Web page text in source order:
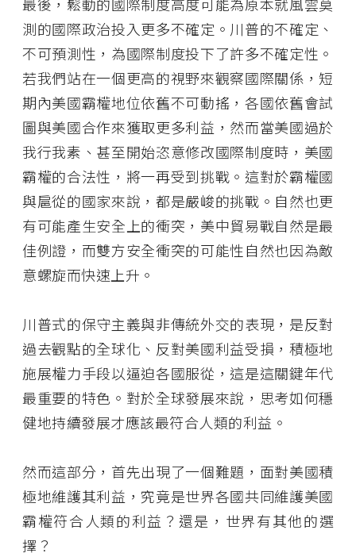
最後，鬆動的國際制度高度可能為原本就風雲莫
測的國際政治投入更多不確定。川普的不確定、
不可預測性，為國際制度投下了許多不確定性。
若我們站在一個更高的視野來觀察國際關係，短
期內美國霸權地位依舊不可動搖，各國依舊會試
圖與美國合作來獲取更多利益，然而當美國過於
我行我素、甚至開始恣意修改國際制度時，美國
霸權的合法性，將一再受到挑戰。這對於霸權國
與扈從的國家來說，都是嚴峻的挑戰。自然也更
有可能產生安全上的衝突，美中貿易戰自然是最
佳例證，而雙方安全衝突的可能性自然也因為敵
意螺旋而快速上升。
川普式的保守主義與非傳統外交的表現，是反對
過去觀點的全球化、反對美國利益受損，積極地
施展權力手段以逼迫各國服從，這是這關鍵年代
最重要的特色。對於全球發展來說，思考如何穩
健地持續發展才應該最符合人類的利益。
然而這部分，首先出現了一個難題，面對美國積
極地維護其利益，究竟是世界各國共同維護美國
霸權符合人類的利益？還是，世界有其他的選
擇？